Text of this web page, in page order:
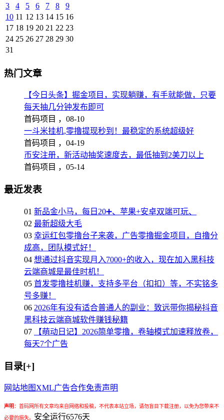
3
4 5 6 7 8
9
10 11 12 13 14 15 16
17 18 19 20 21 22 23
24 25 26 27 28 29 30
31
热门文章
【今日头条】掘金项目，实现躺赚，有手就能做，只要
每天抽几分钟发布即可
首码项目 ， 08-10
一斗米挂机,零撸提现秒到！最稳定的系统超级好
首码项目 ， 04-19
币安注册，新活动抽奖速度去，最低抽到2美刀以上
首码项目 ， 05-14
最近发表
01 新品金小马，每日20➕、苹果+安卓双端可玩、
02 最新超级大毛
03 幸运红包零撸台子来袭，广告零撸掘金项目，自撸分
成高，团队模式好！
04 想通过抖音实现月入7000+的收入，现在加入黑科技
云端商城是最佳时机！
05 首发零撸挂机赚，支持多平台（扣扣）等，不实铭多
号多赚！
06 2026年有没有适合普通人的副业：致远带你揭秘抖音
黑科技云端商城软件赚钱秘籍
07
【萌动日记】2026简单零撸，卷轴模式加速释放卷，
每天7个广告
目录[+]
网站地图 XML广告合作免责声明
声明： 首码网所有文章均来自网络和投稿，不代表本站立场，请勿盲目下载注册，以免为您带来不
必要的损失。 安全运行6576天